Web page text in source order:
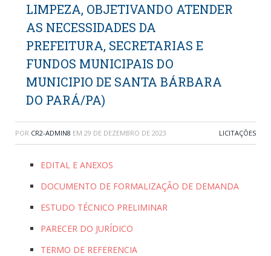
LIMPEZA, OBJETIVANDO ATENDER
AS NECESSIDADES DA
PREFEITURA, SECRETARIAS E
FUNDOS MUNICIPAIS DO
MUNICIPIO DE SANTA BÁRBARA
DO PARÁ/PA)
POR CR2-ADMIN8 EM 29 DE DEZEMBRO DE 2023 LICITAÇÕES
EDITAL E ANEXOS
DOCUMENTO DE FORMALIZAÇÃO DE DEMANDA
ESTUDO TÉCNICO PRELIMINAR
PARECER DO JURÍDICO
TERMO DE REFERENCIA